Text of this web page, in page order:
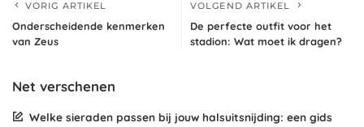
VORIG ARTIKEL
Onderscheidende kenmerken
van Zeus
VOLGEND ARTIKEL
De perfecte outfit voor het
stadion: Wat moet ik dragen?
Net verschenen
Welke sieraden passen bij jouw halsuitsnijding: een gids